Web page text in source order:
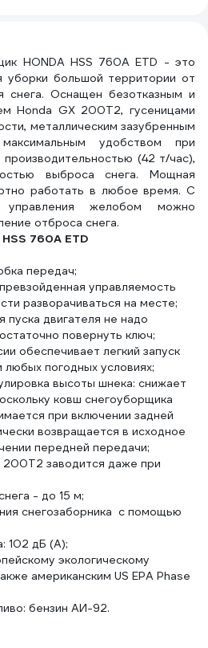
HONDA HSS 760A ETD - это
уборки большой территории от
снега. Оснащен безотказным и
Honda GX 200T2, гусеницами
металлическим зазубренным
удобством при
производительностью (42 т/час),
выброса снега. Мощная
работать в любое время. С
желобом можно
отброса снега.
760A ETD
передач;
управляемость
разворачиваться на месте;
двигателя не надо
повернуть ключ;
обеспечивает легкий запуск
любых погодных условиях;
высоты шнека: снижает
ковш снегоуборщика
при включении задней
возвращается в исходное
передней передачи;
200T2 заводится даже при
- до 15 м;
снегозаборника с помощью
102 дБ (А);
экологическому
американским US EPA Phase
бензин АИ-92.